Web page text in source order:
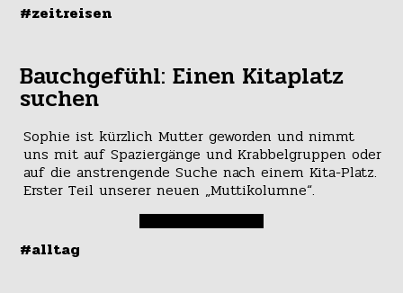
#zeitreisen
Bauchgefühl: Einen Kitaplatz
suchen
Sophie ist kürzlich Mutter geworden und nimmt
uns mit auf Spaziergänge und Krabbelgruppen oder
auf die anstrengende Suche nach einem Kita-Platz.
Erster Teil unserer neuen „Muttikolumne“.
#alltag